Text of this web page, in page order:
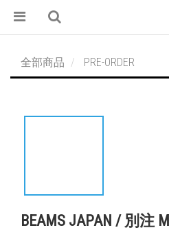
全部商品 PRE-ORDER
BEAMS JAPAN / 別注